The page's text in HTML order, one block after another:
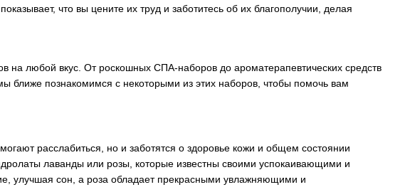
что вы цените их труд и заботитесь об их благополучии, делая
на любой вкус. От роскошных СПА-наборов до ароматерапевтических средств
ближе познакомимся с некоторыми из этих наборов, чтобы помочь вам
расслабиться, но и заботятся о здоровье кожи и общем состоянии
лаванды или розы, которые известны своими успокаивающими и
улучшая сон, а роза обладает прекрасными увлажняющими и